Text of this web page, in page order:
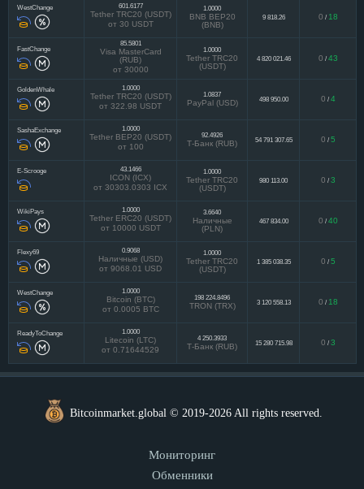
WestChange 601.6177
Tether TRC20 (USDT)
от 30 USDT
1.0000
BNB BEP20
(BNB)
9 818.26 0 / 18
FastChange
85.5801
Visa MasterCard
(RUB)
от 30000
1.0000
Tether TRC20
(USDT)
4 820 021.46 0 / 43
GoldenWhale 1.0000
Tether TRC20 (USDT)
от 322.98 USDT
1.0837
PayPal (USD) 498 950.00 0 / 4
SashaExchange 1.0000
Tether BEP20 (USDT)
от 100
92.4926
Т-Банк (RUB) 54 791 307.65 0 / 5
E-Scrooge 43.1466
ICON (ICX)
от 30303.0303 ICX
1.0000
Tether TRC20
(USDT)
980 113.00 0 / 3
WikiPays 1.0000
Tether ERC20 (USDT)
от 10000 USDT
3.6640
Наличные
(PLN)
467 834.00 0 / 40
Flexy69 0.9068
Наличные (USD)
от 9068.01 USD
1.0000
Tether TRC20
(USDT)
1 385 038.35 0 / 5
WestChange 1.0000
Bitcoin (BTC)
от 0.0005 BTC
198 224.8496
TRON (TRX) 3 120 558.13 0 / 18
ReadyToChange 1.0000
Litecoin (LTC)
от 0.71644529
4 250.3933
Т-Банк (RUB) 15 280 715.98 0 / 3
Bitcoinmarket.global © 2019-2026 All rights reserved.
Мониторинг
Обменники